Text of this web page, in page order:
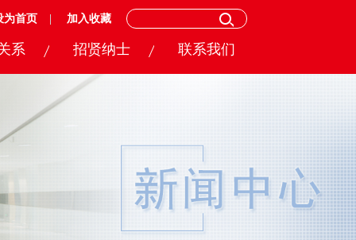
为首页 加入收藏
系 招贤纳士 联系我们